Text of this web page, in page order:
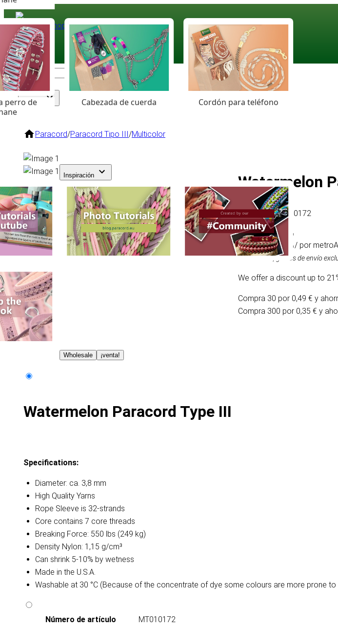
Paracord
Coloured Cord Paradise
Surtido
perro de
Cabezada de cuerda Cordón para teléfono
Inspiración
Wholesale ¡venta!
Paracord/Paracord Tipo III/Multicolor
Watermelon
Artículo # MT010172
0,55 €/ por metro
IVA incluido, gastos de envío
We offer a discount up to
Compra 30 por 0,49 € y
Compra 300 por 0,35 € y
Watermelon Paracord Type III
Specifications:
Diameter: ca. 3,8 mm
High Quality Yarns
Rope Sleeve is 32-strands
Core contains 7 core threads
Breaking Force: 550 lbs (249 kg)
Density Nylon: 1,15 g/cm³
Can shrink 5-10% by wetness
Made in the U.S.A.
Washable at 30 °C (Because of the concentrate of dye some colours are more prone to
Número de artículo
MT010172